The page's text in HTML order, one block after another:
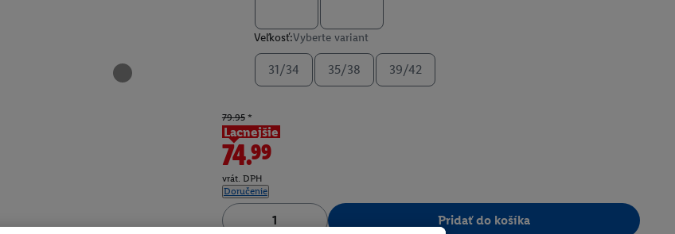
Veľkosť:Vyberte variant
31/34 35/38 39/42
79.95*
Lacnejšie
74.99
vrát. DPH
Doručenie
Pridať do košíka